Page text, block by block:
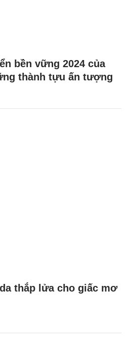
bền vững 2024 của
thành tựu ấn tượng
thắp lửa cho giấc mơ